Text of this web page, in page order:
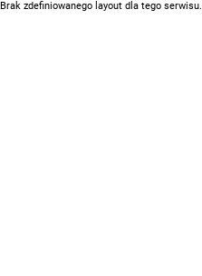
Brak zdefiniowanego layout dla tego serwisu.